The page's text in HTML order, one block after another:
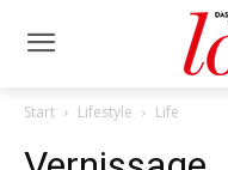
Start Lifestyle Life